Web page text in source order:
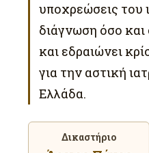
υποχρεώσεις του
διάγνωση όσο
και εδραιώνει
για την αστική
Ελλάδα.
Δικαστήριο